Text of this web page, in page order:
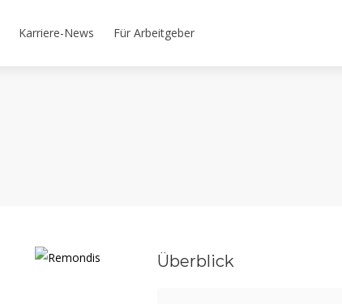
Karriere-News Für Arbeitgeber
Überblick